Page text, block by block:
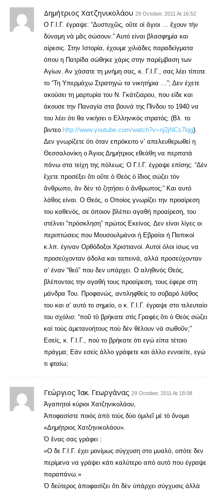
Δημήτριος Χατζηνικολάου 29 October, 2011 At 16:52
Ο Γ.Ι.Γ. έγραψε: “Δυστυχῶς, οὔτε οἱ ἅγιοι … ἔχουν τὴν
δύναμη νὰ μᾶς σώσουν.” Αυτό είναι βλασφημία και
αίρεσις. Στην Ιστορία, έχουμε χιλιάδες παραδείγματα
όπου η Πατρίδα σώθηκε χάρις στην παρέμβαση των
Αγίων. Αν χάσατε τη μνήμη σας, κ. Γ.Ι.Γ., σας λέει τίποτε
το “Τη Υπερμάχω Στρατηγώ τα νικητήρια …”; Δεν έχετε
ακούσει τη μαρτυρία του Ν. Γκάτζιαρου, που είδε και
άκουσε την Παναγία στα βουνά της Πίνδου το 1940 να
του λέει ότι θα νικήσει ο Ελληνικός στρατός; (Βλ. το
βιντεο http://www.youtube.com/watch?v=nj2jNCs7lqg).
Δεν γνωρίζετε ότι όταν επρόκειτο ν’ απελευθερωθεί η
Θεσσαλονίκη ο Άγιος Δημήτριος εθεάθη να περπατά
πάνω στα τείχη της πόλεως; Ο Γ.Ι.Γ. έγραψε επίσης: “Δὲν
ἔχετε προσέξει ὅτι οὔτε ὁ Θεὸς ὁ ἴδιος σώζει τὸν
ἄνθρωπο, ἂν δὲν τὸ ζητήσει ὁ ἄνθρωπος;” Και αυτό
λάθος είναι. Ο Θεός, ο Οποίος γνωρίζει την προαίρεση
του καθενός, σε όποιον βλέπει αγαθή προαίρεση, του
στέλνει “πρόσκληση” πρώτος Εκείνος. Δεν είναι λίγες οι
περιπτώσεις που Μουσουλμάνοι ή Εβραίοι ή Παπικοί
κ.λπ. έγιναν Ορθόδοξοι Χριστιανοί. Αυτοί όλοι ίσως να
προσεύχονταν άδολα και ταπεινά, αλλά προσεύχονταν
σ’ έναν “θεό” που δεν υπάρχει. Ο αληθινός Θεός,
βλέποντας την αγαθή τους προαίρεση, τους έφερε στη
μάνδρα Του. Προφανώς, αντιληφθείς το σοβαρό λάθος
του και σ’ αυτό το σημείο, ο κ. Γ.Ι.Γ. έγραψε στο τελευταίο
του σχόλιο: “ποῦ τὸ βρήκατε στὶς Γραφὲς ὂτι ὁ Θεὸς σώζει
καὶ τοὺς ἀμετανοήτους ποὺ δὲν θὲλουν νὰ σωθοῦν;”
Εσείς, κ. Γ.Ι.Γ., πού το βρήκατε ότι εγώ είπα τέτοιο
πράγμα; Εάν εσείς άλλο γράφετε και άλλο εννοείτε, εγώ
τι φταίω;
Γεώργιος Ἰακ. Γεωργάνας 29 October, 2011 At 18:08
Ἀγαπητοὶ κύριοι Χατζηνικολάου,
Ἀποφασίστε ποιὸς ἀπὸ τοὺς δύο ὁμιλεῖ μὲ τὸ ὄνομα
«Δημήτριος Χατζηνικολάου».
Ὁ ἕνας σας γράφει :
«Ο δε Γ.Ι.Γ. έχει μονίμως σύγχυση στο μυαλό, οπότε δεν
περίμενα να γράψει κάτι καλύτερο από αυτό που έγραψε
παραπάνω.»
Ὁ δεύτερος ἀποφασίζει ὅτι δὲν ὐπάρχει σύγχυσις ἀλλὰ